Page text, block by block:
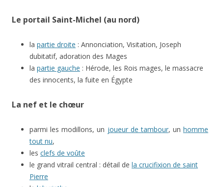
Le portail Saint-Michel (au nord)
la partie droite : Annonciation, Visitation, Joseph
dubitatif, adoration des Mages
la partie gauche : Hérode, les Rois mages, le massacre
des innocents, la fuite en Égypte
La nef et le chœur
parmi les modillons, un joueur de tambour, un homme
tout nu,
les clefs de voûte
le grand vitrail central : détail de la crucifixion de saint
Pierre